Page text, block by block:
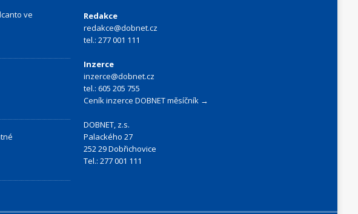
ve
Redakce
redakce@dobnet.cz
tel.: 277 001 111
Inzerce
inzerce@dobnet.cz
tel.: 605 205 755
Ceník inzerce DOBNET měsíčník →
DOBNET, z.s.
Palackého 27
252 29 Dobřichovice
Tel.: 277 001 111